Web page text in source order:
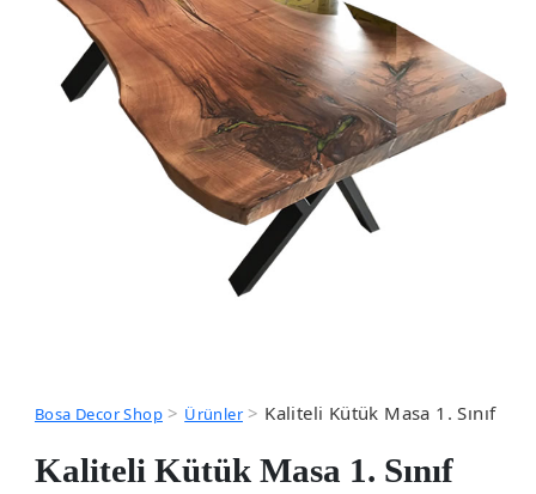
Bosa Decor Shop> Ürünler> Kaliteli Kütük Masa 1. Sınıf
Kaliteli Kütük Masa 1. Sınıf